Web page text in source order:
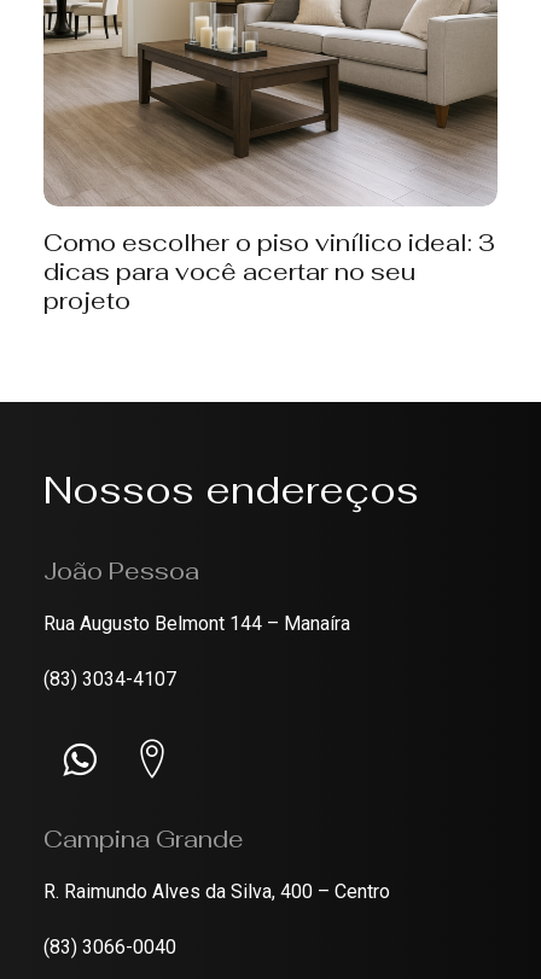
Como escolher o piso vinílico ideal: 3
dicas para você acertar no seu
projeto
Nossos endereços
João Pessoa
Rua Augusto Belmont 144 – Manaíra
(83) 3034-4107
Campina Grande
R. Raimundo Alves da Silva, 400 – Centro
(83) 3066-0040